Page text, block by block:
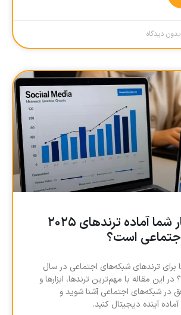
بدون دیدگاه
آیا کسب‌وکار شما آماده ترندهای ۲۰۲۵
است؟
برای ترندهای شبکه‌های اجتماعی در سال
در این مقاله با مهم‌ترین ترندها، ابزارها و
در شبکه‌های اجتماعی آشنا شوید و
آینده دیجیتال کنید.